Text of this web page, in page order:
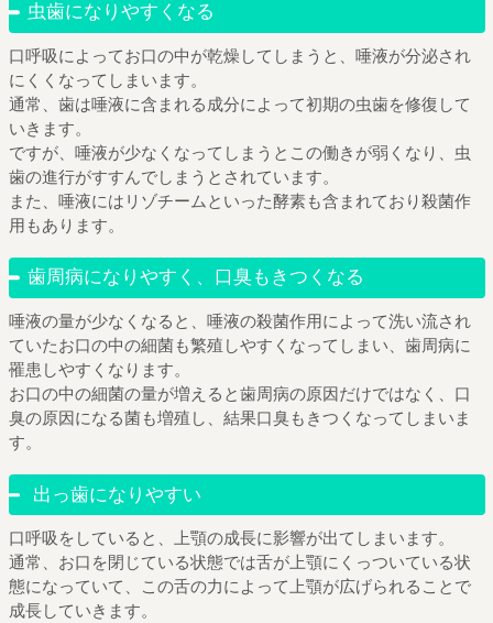
虫歯になりやすくなる
口呼吸によってお口の中が乾燥してしまうと、唾液が分泌され
にくくなってしまいます。
通常、歯は唾液に含まれる成分によって初期の虫歯を修復して
いきます。
ですが、唾液が少なくなってしまうとこの働きが弱くなり、虫
歯の進行がすすんでしまうとされています。
また、唾液にはリゾチームといった酵素も含まれており殺菌作
用もあります。
歯周病になりやすく、口臭もきつくなる
唾液の量が少なくなると、唾液の殺菌作用によって洗い流され
ていたお口の中の細菌も繁殖しやすくなってしまい、歯周病に
罹患しやすくなります。
お口の中の細菌の量が増えると歯周病の原因だけではなく、口
臭の原因になる菌も増殖し、結果口臭もきつくなってしまいま
す。
出っ歯になりやすい
口呼吸をしていると、上顎の成長に影響が出てしまいます。
通常、お口を閉じている状態では舌が上顎にくっついている状
態になっていて、この舌の力によって上顎が広げられることで
成長していきます。